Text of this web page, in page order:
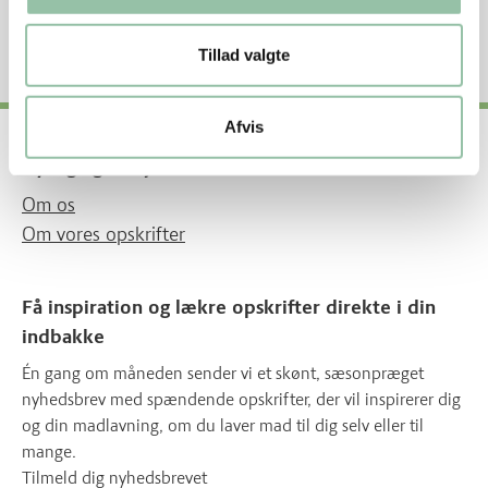
Tillad valgte
Afvis
Energifordeling
Nyttige genveje
Om os
Om vores opskrifter
Få inspiration og lækre opskrifter direkte i din
indbakke
Én gang om måneden sender vi et skønt, sæsonpræget
nyhedsbrev med spændende opskrifter, der vil inspirerer dig
og din madlavning, om du laver mad til dig selv eller til
mange.
Tilmeld dig nyhedsbrevet